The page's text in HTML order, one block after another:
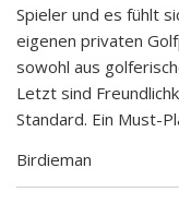
Spieler und es fühlt
eigenen privaten
sowohl aus
Letzt sind
Standard. Ein Must-
Birdieman